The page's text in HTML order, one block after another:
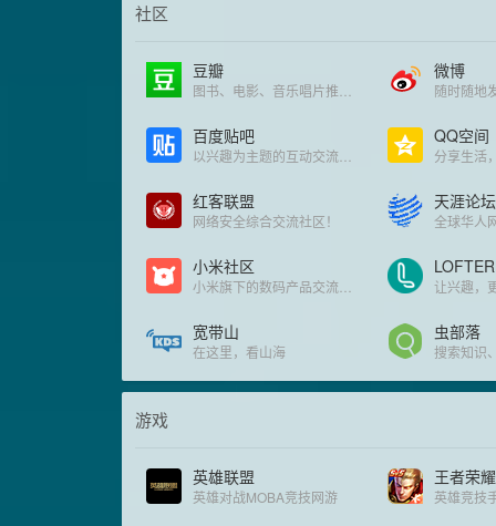
社区
豆瓣 微博
随时随地
百度贴吧 QQ空间
分享生活
红客联盟
网络安全综合交流社区！
天涯论坛
全球华人
小米社区 LOFTER
让兴趣，
宽带山
在这里，看山海
虫部落
游戏
英雄联盟
英雄对战MOBA竞技网游
王者荣耀